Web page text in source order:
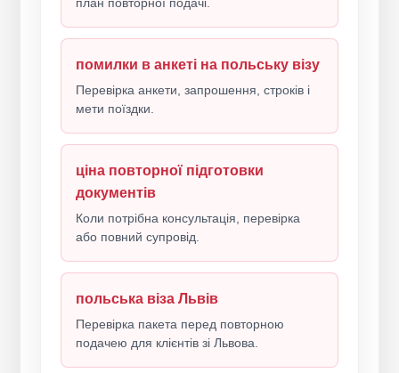
помилки в анкеті на польську візу
Перевірка анкети, запрошення, строків і
мети поїздки.
ціна повторної підготовки
документів
Коли потрібна консультація, перевірка
або повний супровід.
польська віза Львів
Перевірка пакета перед повторною
подачею для клієнтів зі Львова.